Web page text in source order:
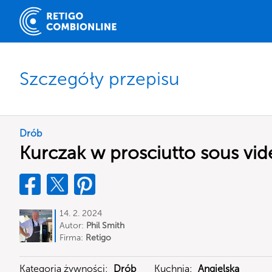
Szczegóły przepisu
Drób
Kurczak w prosciutto sous
14. 2. 2024
Autor: Phil Smith
Firma: Retigo
Kategoria żywności: Drób Kuchnia: Angielska